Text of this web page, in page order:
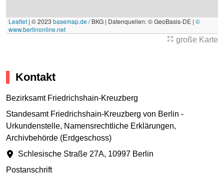
Leaflet | © 2023 basemap.de/ BKG | Datenquellen: © GeoBasis-DE | ©
www.berlinonline.net
große Karte
Kontakt
Bezirksamt Friedrichshain-Kreuzberg
Standesamt Friedrichshain-Kreuzberg von Berlin -
Urkundenstelle, Namensrechtliche Erklärungen,
Archivbehörde (Erdgeschoss)
Schlesische Straße 27A, 10997 Berlin
Postanschrift